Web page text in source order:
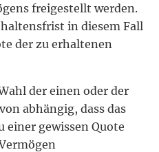
freigestellt werden.
in diesem Fall
der zu erhaltenen
der einen oder der
abhängig, dass das
einer gewissen Quote